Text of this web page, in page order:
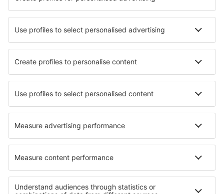
Cele mai bune hoteluri - orașe
Hoteluri în Thal Hoteluri în Conder Green
Hoteluri în Klodzko Hoteluri în Center
Hoteluri în Orsett Hoteluri în South Shields
Cele mai bune hoteluri - regiuni
Hoteluri in Gran Canaria Hoteluri in Costa del Sol